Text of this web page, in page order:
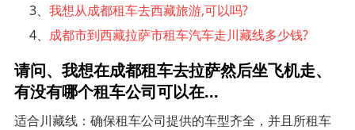
3、我想从成都租车去西藏旅游,可以吗?
4、 成都市到西藏拉萨市租车汽车走川藏线多少钱?
请问、我想在成都租车去拉萨然后坐飞机走、
有没有哪个租车公司可以在...
适合川藏线：确保租车公司提供的车型齐全，并且所租车